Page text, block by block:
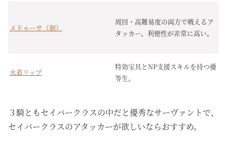
メドゥーサ（剣）
周回・高難易度の両方で戦えるア
タッカー。利便性が非常に高い。
水着リップ
特効宝具とNP支援スキルを持つ優
等生。
３騎ともセイバークラスの中だと優秀なサーヴァントで、
セイバークラスのアタッカーが欲しいならおすすめ。